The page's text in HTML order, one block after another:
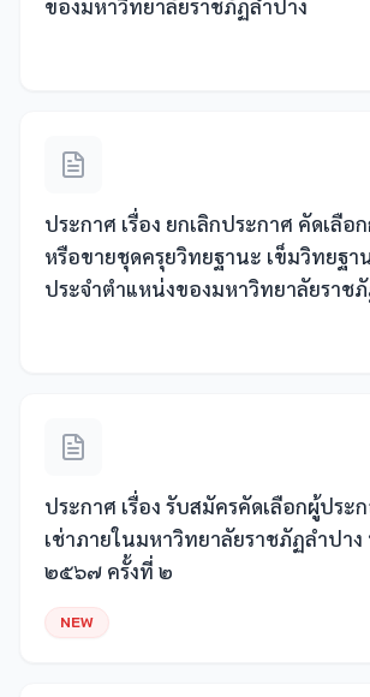
ของมหาวิทยาลัยราชภัฏลำปาง
ประกาศ เรื่อง ยกเลิกประกาศ คัดเลือก
หรือขายชุดครุยวิทยฐานะ เข็มวิทยฐา
ประจำตำแหน่งของมหาวิทยาลัยราช
ประกาศ เรื่อง รับสมัครคัดเลือกผู้ปร
เช่าภายในมหาวิทยาลัยราชภัฏลำปาง
๒๕๖๗ ครั้งที่ ๒
NEW